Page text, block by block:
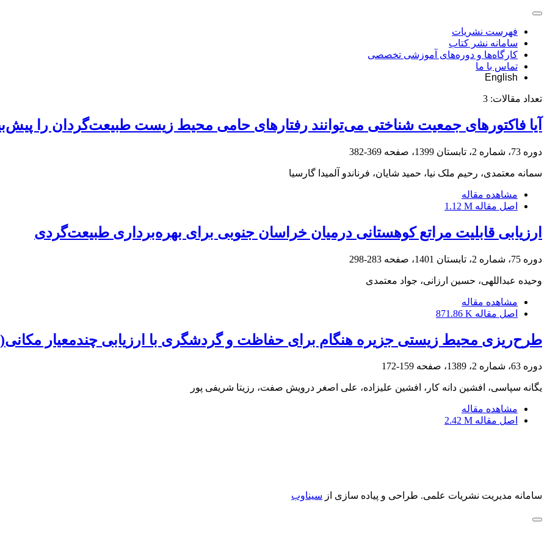
فهرست نشریات
سامانه نشر کتاب
کارگاه‌ها و دوره‌های آموزشی تخصصی
تماس با ما
English
تعداد مقالات: 3
آیا فاکتورهای جمعیت شناختی می‌توانند رفتارهای حامی محیط زیست طبیعت‌گردان را
دوره 73، شماره 2، تابستان 1399، صفحه 369-382
سمانه معتمدی، رحیم ملک نیا، حمید شایان، فرناندو آلمیدا گارسیا
مشاهده مقاله
اصل مقاله 1.12 M
ارزیابی قابلیت مراتع کوهستانی درمیان خراسان جنوبی برای بهره‌‌برداری طبیعت‌‌گردی
دوره 75، شماره 2، تابستان 1401، صفحه 283-298
وحیده عبداللهی، حسین ارزانی، جواد معتمدی
مشاهده مقاله
اصل مقاله 871.86 K
طرح‌ریزی محیط زیستی جزیره هنگام برای حفاظت و گردشگری با ارزیابی چندمعیار مکانی(SMCE)
دوره 63، شماره 2، 1389، صفحه 159-172
یگانه سپاسی، افشین دانه کار، افشین علیزاده، علی اصغر درویش صفت، رزیتا شریفی پور
مشاهده مقاله
اصل مقاله 2.42 M
سامانه مدیریت نشریات علمی. طراحی و پیاده سازی از سیناوب